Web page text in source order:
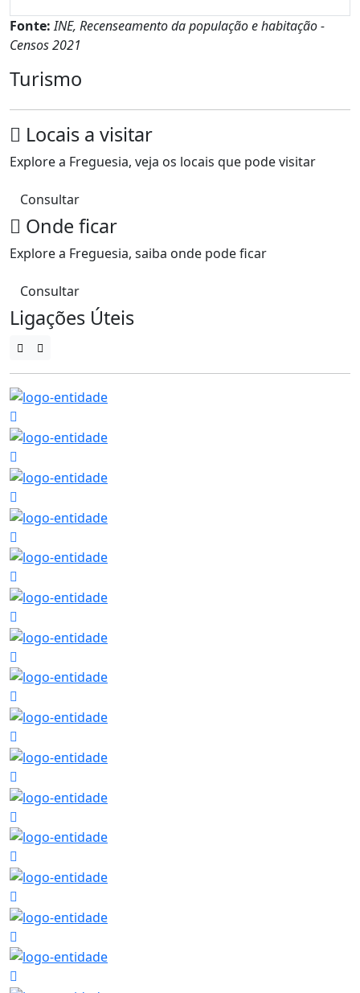
Fonte:INE, Recenseamento da população e habitação -
Censos 2021
Turismo
Locais a visitar
Explore a Freguesia, veja os locais que pode visitar
Consultar
Onde ficar
Explore a Freguesia, saiba onde pode ficar
Consultar
Ligações Úteis